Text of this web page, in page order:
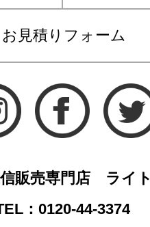
お見積りフォーム
信販売専門店 ライ
：0120-44-3374